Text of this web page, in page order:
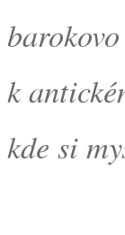
k
kde si